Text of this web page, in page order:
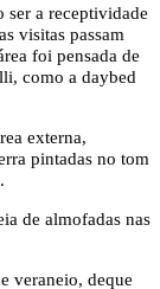
ser a receptividade
visitas passam
foi pensada de
como a daybed
externa,
pintadas no tom